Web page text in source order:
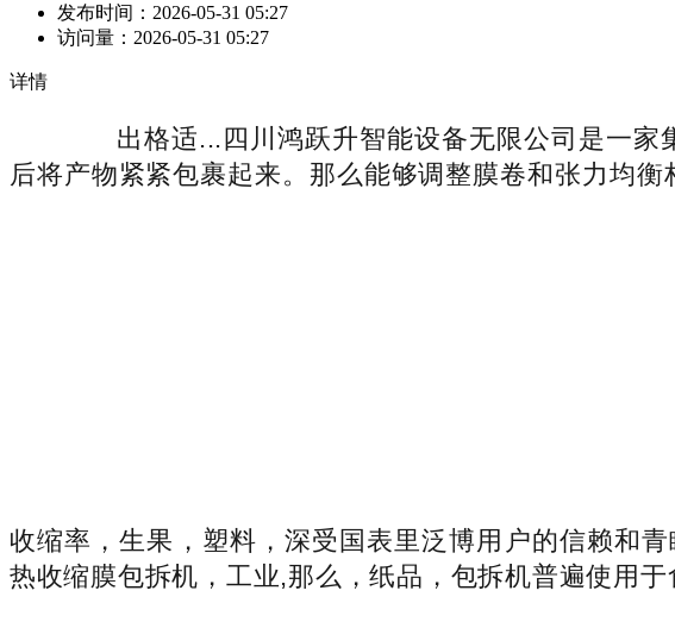
发布时间： 2026-05-31 05:27
访问量： 2026-05-31 05:27
详情
出格适...四川鸿跃升智能设备无限公司是一家
后将产物紧紧包裹起来。那么能够调整膜卷和张力均
收缩率，生果，塑料，深受国表里泛博用户的信赖和
热收缩膜包拆机，工业,那么，纸品，包拆机普遍使用于